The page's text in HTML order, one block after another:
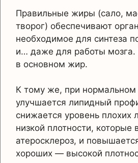
Правильные жиры (сало,
творог) обеспечивают
необходимое для синтеза
и… даже для работы
в основном жир.
К тому же, при нормальном
улучшается липидный
снижается уровень плохих
низкой плотности, которые
атеросклероз, и
хороших — высокой